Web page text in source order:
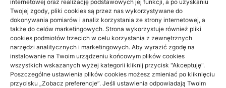
internetowej oraz realizację podstawowych jej funkcji, a po uzyskaniu
Twojej zgody, pliki cookies są przez nas wykorzystywane do
dokonywania pomiarów i analiz korzystania ze strony internetowej, a
także do celów marketingowych. Strona wykorzystuje również pliki
cookies podmiotów trzecich w celu korzystania z zewnętrznych
narzędzi analitycznych i marketingowych. Aby wyrazić zgodę na
instalowanie na Twoim urządzeniu końcowym plików cookies
wszystkich wskazanych wyżej kategorii kliknij przycisk "Akceptuję".
Poszczególne ustawienia plików cookies możesz zmieniać po kliknięciu
przycisku „Zobacz preferencje”. Jeśli ustawienia odpowiadają Twoim
małej firmie
21/06/2026